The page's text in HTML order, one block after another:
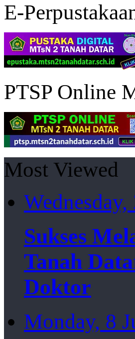
E-
PTSP Online
Most Viewed
Sukses
Tanah
Doktor
Monday, 8